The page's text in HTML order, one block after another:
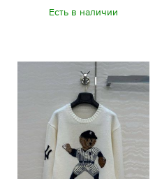
Есть в наличии